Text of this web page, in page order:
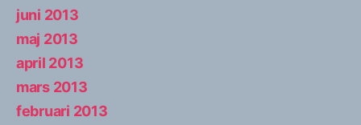
juni 2013
maj 2013
april 2013
mars 2013
februari 2013